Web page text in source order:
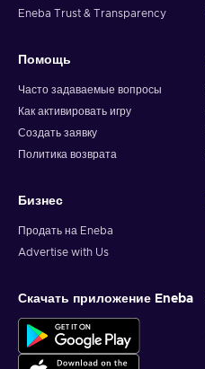
Eneba Trust & Transparency
Помощь
Часто задаваемые вопросы
Как активировать игру
Создать заявку
Политика возврата
Бизнес
Продать на Eneba
Advertise with Us
Скачать приложение Eneba